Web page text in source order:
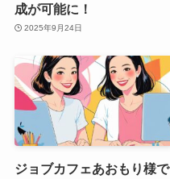
成が可能に！
2025年9月24日
ジョブカフェあおもり様で